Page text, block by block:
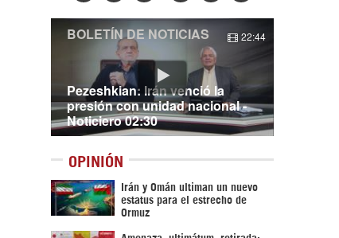
Pezeshkian: Irán venció la
presión con unidad nacional -
Noticiero 02:30
BOLETÍN DE NOTICIAS 22:44
OPINIÓN
Irán y Omán ultiman un nuevo
estatus para el estrecho de
Ormuz
Amenaza, ultimátum, retirada: